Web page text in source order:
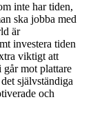
inte har tiden,
ska jobba med
är
investera tiden
viktigt att
går mot plattare
självständiga
och